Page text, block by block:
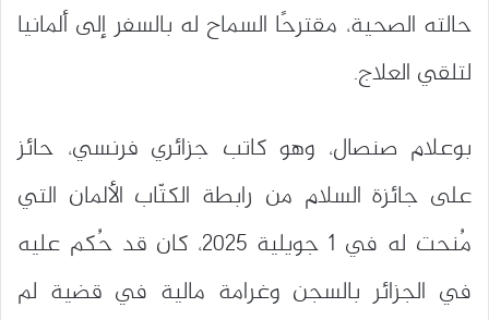
حالته الصحية، مقترحًا السماح له بالسفر إلى ألمانيا
لتلقي العلاج.
بوعلام صنصال، وهو كاتب جزائري فرنسي، حائز
على جائزة السلام من رابطة الكتّاب الألمان التي
مُنحت له في 1 جويلية 2025، كان قد حُكم عليه
في الجزائر بالسجن وغرامة مالية في قضية لم